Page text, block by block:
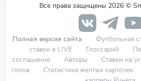
Все права защищены 2026 ©
Полная версия сайта Футбольная
ставок в LIVE
Глоссарий
соглашение
Авторы Ставки на
голов
Статистика желтых карточек